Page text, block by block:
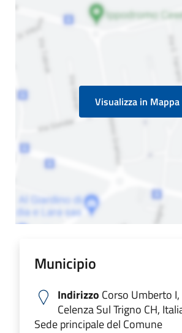
Visualizza in Mappa
Municipio
Indirizzo Corso Umberto
Celenza Sul Trigno CH,
Sede principale del Comune